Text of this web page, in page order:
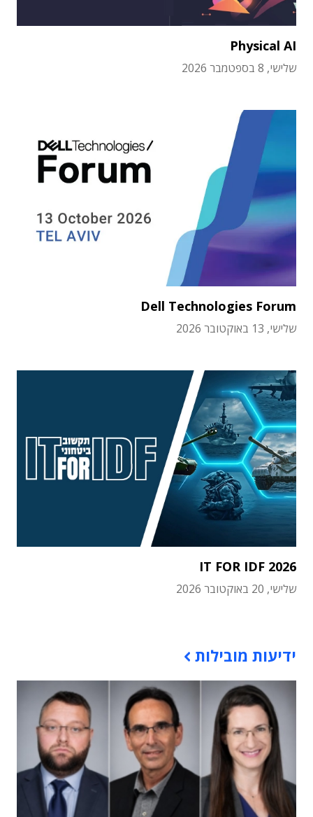
Physical AI
שלישי, 8 בספטמבר 2026
Dell Technologies Forum
שלישי, 13 באוקטובר 2026
IT FOR IDF 2026
שלישי, 20 באוקטובר 2026
ידיעות מובילות